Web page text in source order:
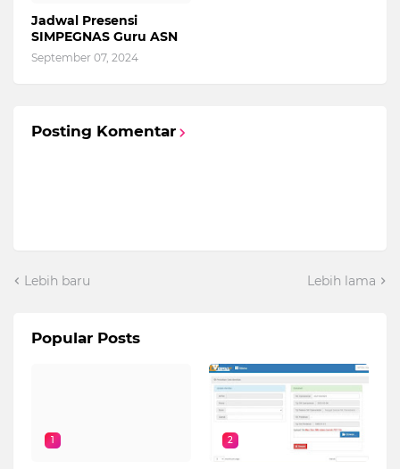
Jadwal Presensi
SIMPEGNAS Guru ASN
September 07, 2024
Posting Komentar
Lebih baru Lebih lama
Popular Posts
1 2